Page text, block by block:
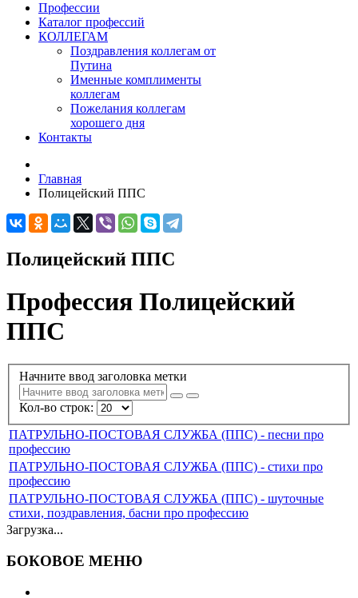
Профессии
Каталог профессий
КОЛЛЕГАМ
Поздравления коллегам от
Путина
Именные комплименты
коллегам
Пожелания коллегам
хорошего дня
Контакты
Главная
Полицейский ППС
Полицейский ППС
Профессия Полицейский
ППС
Начните ввод заголовка метки
Кол-во строк:
ПАТРУЛЬНО-ПОСТОВАЯ СЛУЖБА (ППС) - песни про
профессию
ПАТРУЛЬНО-ПОСТОВАЯ СЛУЖБА (ППС) - стихи про
профессию
ПАТРУЛЬНО-ПОСТОВАЯ СЛУЖБА (ППС) - шуточные
стихи, поздравления, басни про профессию
Загрузка...
БОКОВОЕ МЕНЮ